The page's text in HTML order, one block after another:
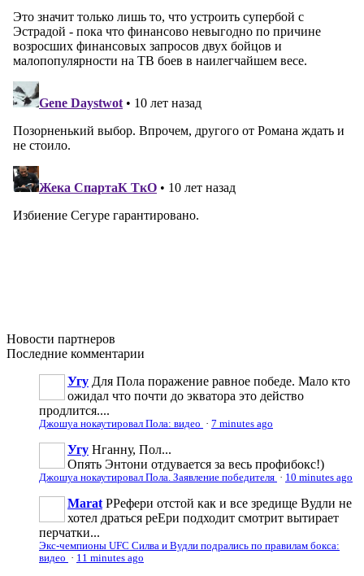
Новости партнеров
Последние комментарии
Угу Для Пола поражение равное победе. Мало кто
ожидал что почти до экватора это действо
продлится....
Джошуа нокаутировал Пола: видео · 7 minutes ago
Угу Нганну, Пол...
Опять Энтони отдувается за весь профибокс!)
Джошуа нокаутировал Пола. Заявление победителя · 10 minutes ago
Marat РРефери отстой как и все зредище Вудли не
хотел драться реЕри подходит смотрит вытирает
перчатки...
Экс-чемпионы UFC Силва и Вудли подрались по правилам бокса:
видео · 11 minutes ago